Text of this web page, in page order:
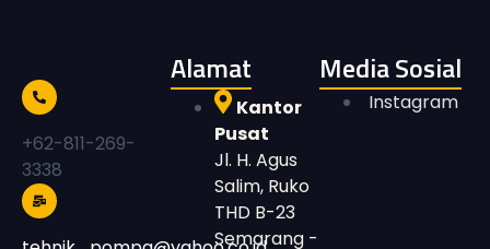
+62-811-269-
3338
Alamat
Kantor
Pusat
Jl. H. Agus
Salim, Ruko
THD B-23
Semarang -
Media Sosial
Instagram